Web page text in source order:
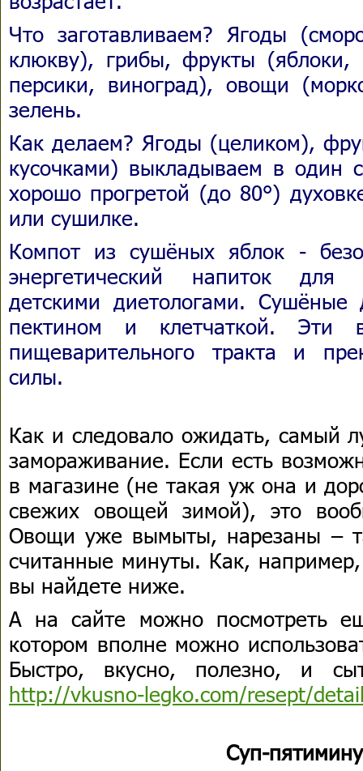
Что заготавливаем? Ягоды
клюкву), грибы, фрукты (яблоки,
персики, виноград), овощи
зелень.
Как делаем? Ягоды (целиком),
кусочками) выкладываем в один
хорошо прогретой (до 80°)
или сушилке.
Компот из сушёных яблок -
энергетический напиток для
детскими диетологами. Сушёные
пектином и клетчаткой. Эти
пищеварительного тракта и
силы.
Как и следовало ожидать, самый
замораживание. Если есть
в магазине (не такая уж она и
свежих овощей зимой), это
Овощи уже вымыты, нарезаны –
считанные минуты. Как, например,
вы найдете ниже.
А на сайте можно посмотреть
котором вполне можно
Быстро, вкусно, полезно, и
http://vkusno-legko.com/resept/
Суп-